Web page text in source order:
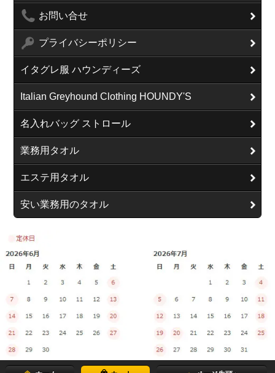
お問い合せ
プライバシーポリシー
イタグレ服 ハウンディーズ
Italian Greyhound Clothing HOUNDY'S
名入れバッグ ストロール
業務用タオル
エステ用タオル
安い業務用のタオル